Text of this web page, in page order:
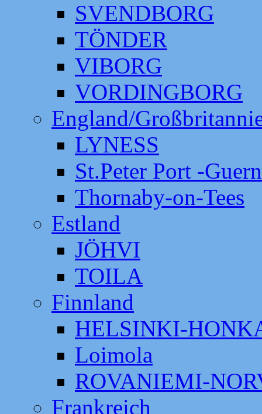
SVENDBORG
TÖNDER
VIBORG
VORDINGBORG
England/
LYNESS
St.Peter Port -
Thornaby-on-Tees
Estland
JÖHVI
TOILA
Finnland
HELSINKI-
Loimola
ROVANIEMI-
Frankreich